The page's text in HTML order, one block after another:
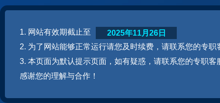
1. 网站有效期截止至
2. 为了网站能够正常运行请您及时续费，请联系您的专职
3. 本页面为默认提示页面，如有疑惑，请联系您的专职客
感谢您的理解与合作！
2025年11月26日